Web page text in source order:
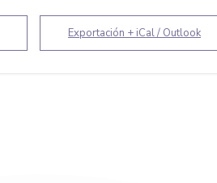
Exportación + iCal / Outlook